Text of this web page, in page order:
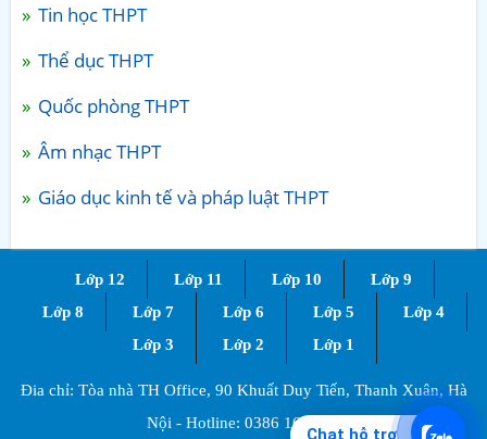
Tin học THPT
Thể dục THPT
Quốc phòng THPT
Âm nhạc THPT
Giáo dục kinh tế và pháp luật THPT
Lớp 12 Lớp 11 Lớp 10
Lớp 9
Lớp 8
Lớp 7 Lớp 6 Lớp 5
Lớp 4
Lớp 3
Lớp 2 Lớp 1
Đia chỉ: Tòa nhà TH Office, 90 Khuất Duy Tiến, Thanh Xuân, Hà
Nội - Hotline: 0386 168 725
Chat hỗ trợ